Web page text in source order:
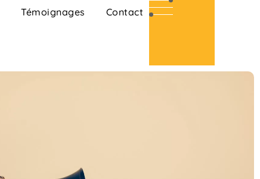
Témoignages Contact